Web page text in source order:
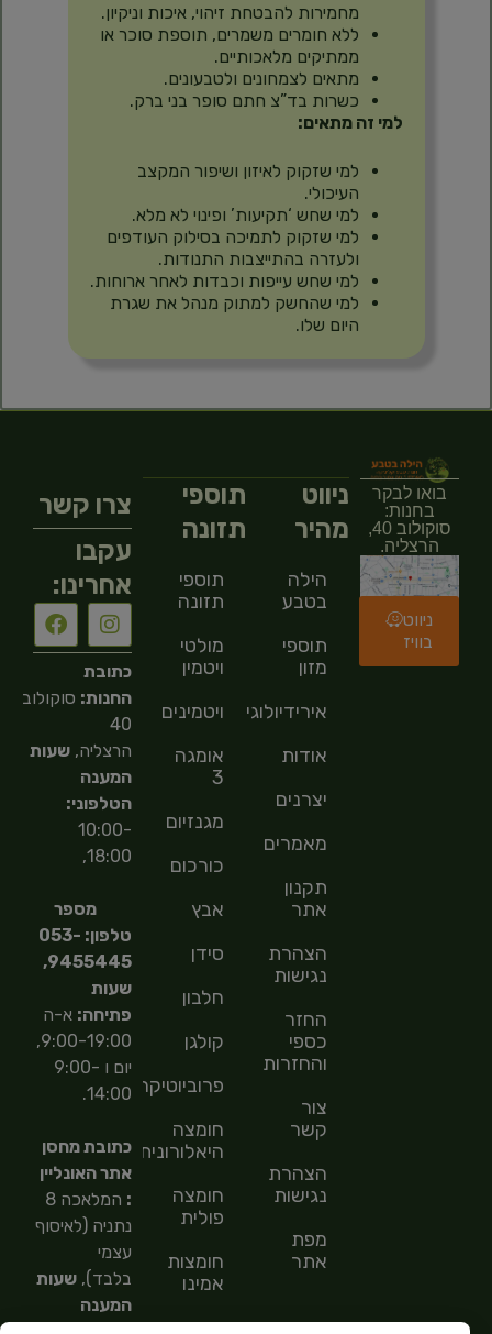
מחמירות להבטחת זיהוי, איכות וניקיון.
ללא חומרים משמרים, תוספת סוכר או
ממתיקים מלאכותיים.
מתאים לצמחונים ולטבעונים.
כשרות בד”צ חתם סופר בני ברק.
למי זה מתאים:
למי שזקוק לאיזון ושיפור המקצב
העיכולי.
למי שחש ‘תקיעות’ ופינוי לא מלא.
למי שזקוק לתמיכה בסילוק העודפים
ולעזרה בהתייצבות התנודות.
למי שחש עייפות וכבדות לאחר ארוחות.
למי שהחשק למתוק מנהל את שגרת
היום שלו.
בואו לבקר
בחנות:
סוקולוב 40,
הרצליה.
ניווט
בוויז
ניווט
מהיר
הילה
בטבע
תוספי
מזון
אירידיולוגיה
אודות
יצרנים
מאמרים
תקנון
אתר
הצהרת
נגישות
החזר
כספי
והחזרות
צור
קשר
הצהרת
נגישות
מפת
אתר
תוספי
תזונה
תוספי
תזונה
מולטי
ויטמין
ויטמינים
אומגה
3
מגנזיום
כורכום
אבץ
סידן
חלבון
קולגן
פרוביוטיקה
חומצה
היאלורונית
חומצה
פולית
חומצות
אמינו
חומצות
צרו קשר
עקבו
אחרינו:
כתובת
החנות: סוקולוב
40
הרצליה,שעות
המענה
הטלפוני:
10:00-
18:00,
מספר
טלפון: 053-
9455445,
שעות
פתיחה: א-ה
9:00-19:00,
יום ו 9:00-
14:00.
כתובת מחסן
אתר האונליין
:
המלאכה 8
נתניה (לאיסוף
עצמי
בלבד),שעות
המענה